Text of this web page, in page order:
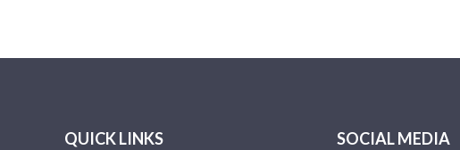
QUICK LINKS SOCIAL MEDIA